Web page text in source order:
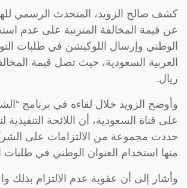
كشف صالح الزويد، المتحدث الرسمي
عن قيمة المخالفة المترتبة على عدم
الوطني وإرسال اللوكيشن في طلبات
ريال.
وأوضح الزويد خلال لقاءه في برنامج
على قناة السعودية، أن اللائحة التنفيذية
حددت مجموعة من الالتزامات على
منها استخدام العنوان الوطني في طلبات
وأشار إلى أن عقوبة عدم الالتزام بذلك